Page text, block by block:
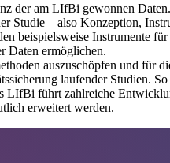
der am LIfBi gewonnen
Studie – also Konzeption,
beispielsweise Instrumente
Daten ermöglichen.
auszuschöpfen und für
laufender Studien.
LIfBi führt zahlreiche
erweitert werden.